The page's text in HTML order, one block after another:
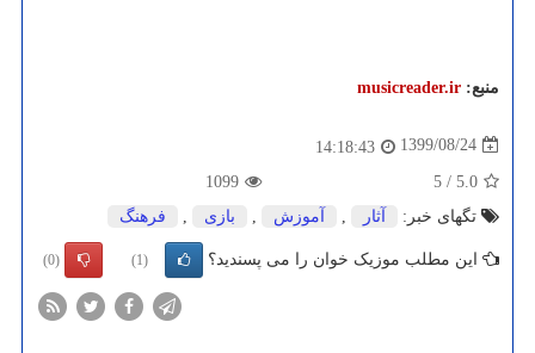
منبع: musicreader.ir
1399/08/24
14:18:43
5.0
/
5
1099
تگهای خبر:
آثار آموزش بازی فرهنگ
این مطلب موزیک خوان را می پسندید؟ (1)
(0)